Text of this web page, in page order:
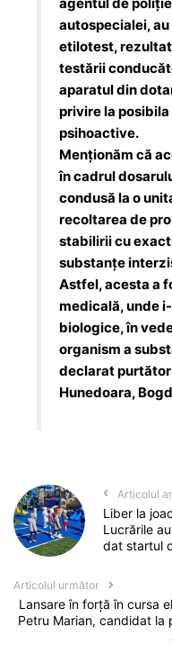
autospecialei,
etilotest,
testării
aparatul din
privire la
psihoactive.
Menționăm că
în cadrul
condusă la o
recoltarea de
stabilirii cu
substanțe
Astfel, acesta a
medicală, unde
biologice, în
organism a
declarat
Hunedoara,
Articolul
Liber la
Lucrările
dat startul
Articolul următor
Lansare în forță în cursa
Petru Marian, candidat la